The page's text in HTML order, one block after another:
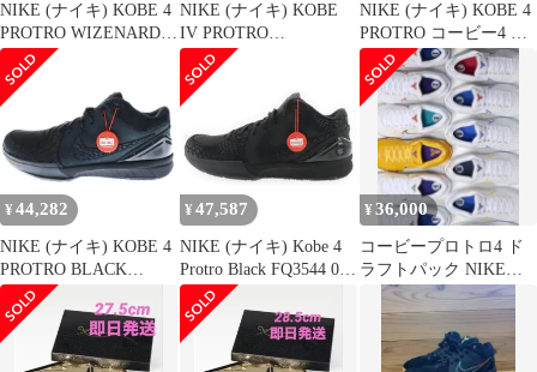
NIKE (ナイキ) KOBE 4
PROTRO WIZENARD
コービー 4 プロトロ ウ
ィズナード ローカット
スニーカー ブラック/イ
エロー US8/26cm
CV3469-001
NIKE (ナイキ) KOBE
IV PROTRO
BLACK/DEL SOL
AV6339ー001 コービー4
プロトロ ブラックデル
ソル ローカットスニー
カー ブラック
US8/26cm
NIKE (ナイキ) KOBE 4
PROTRO コービー4 プ
ロトロ ローカットスニ
ーカー ブラック
US9.5/27.5cm FQ3544-
¥ 44,282
NIKE (ナイキ) KOBE 4
PROTRO BLACK
MAMBA コービー プロ
トロ ブラックマンバ ロ
ーカットスニーカー ブ
ラック US8.5/26.5cm
¥ 47,587
NIKE (ナイキ) Kobe 4
Protro Black FQ3544 001
コービー4プロトロ ロ
ーカットスニーカー ブ
ラック エンボスクロコ
US9.5/27.5cm
¥36,000
コービープロトロ4 ド
ラフトパック NIKE
KOBE 4 PROTRO 4